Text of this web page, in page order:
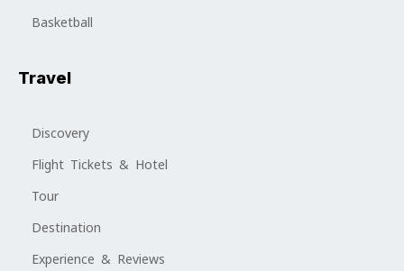
Basketball
Travel
Discovery
Flight Tickets & Hotel
Tour
Destination
Experience & Reviews